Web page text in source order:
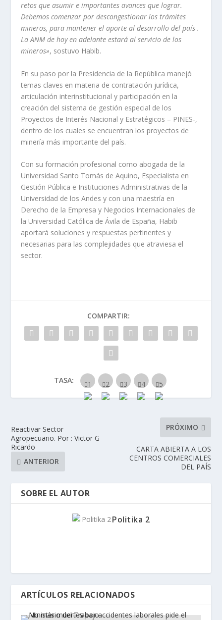
retos que asumir e importantes avances que lograr.
Debemos comenzar por descongestionar los trámites
mineros, para mantener el aporte al desarrollo del país .
La ANM de hoy en adelante estará al servicio de los
mineros», sostuvo Habib.
En su paso por la Presidencia de la República manejó
temas claves en materia de contratación jurídica,
articulación interinstitucional y participación en la
creación del sistema de gestión especial de los
Proyectos de Interés Nacional y Estratégicos – PINES-,
dentro de los cuales se encuentran los proyectos de
minería más importante del país.
Con su formación profesional como abogada de la
Universidad Santo Tomás de Aquino, Especialista en
Gestión Pública e Instituciones Administrativas de la
Universidad de los Andes y con una maestría en
Derecho de la Empresa y Negocios Internacionales de
la Universidad Católica de Ávila de España, Habib
aportará soluciones y respuestas pertinentes y
necesarias para las complejidades que atraviesa el
sector.
COMPARTIR:
TASA:
Reactivar Sector
Agropecuario. Por : Victor G
Ricardo
ANTERIOR
PRÓXIMO
CARTA ABIERTA A LOS
CENTROS COMERCIALES
DEL PAÍS
SOBRE EL AUTOR
Politika 2
ARTÍCULOS RELACIONADOS